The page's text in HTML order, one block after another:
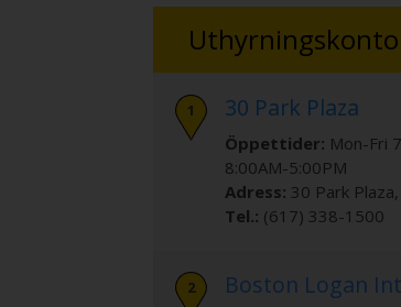
30 Park Plaza
Öppettider: Mon-Fri
8:00AM-5:00PM
Adress: 30 Park Plaza,
Tel.: (617) 338-1500
Boston Logan